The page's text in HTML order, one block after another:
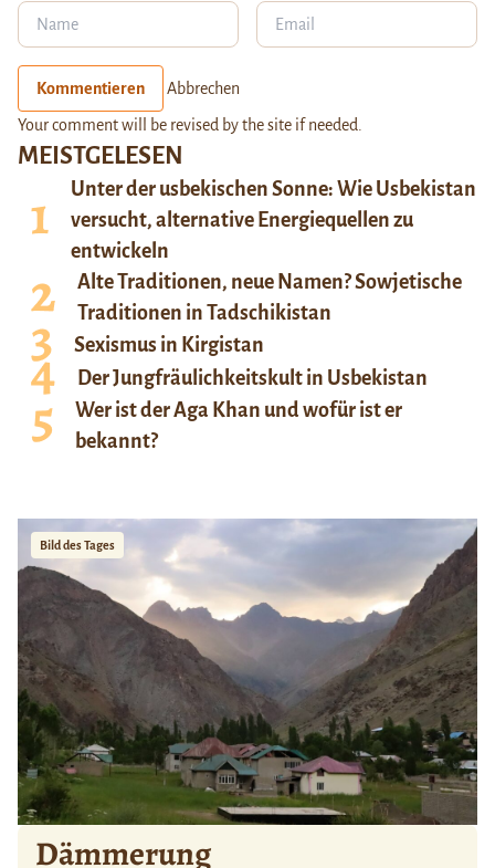
MEISTGELESEN
Unter der usbekischen Sonne: Wie Usbekistan
versucht, alternative Energiequellen zu
entwickeln
Alte Traditionen, neue Namen? Sowjetische
Traditionen in Tadschikistan
Sexismus in Kirgistan
Der Jungfräulichkeitskult in Usbekistan
Wer ist der Aga Khan und wofür ist er
bekannt?
Bild des Tages
Dämmerung
Kommentieren Abbrechen
Your comment will be revised by the site if needed.